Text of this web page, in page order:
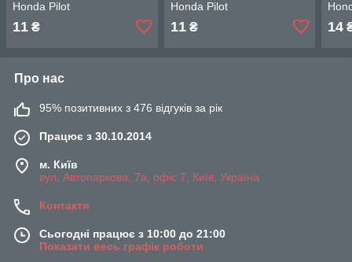
Honda Pilot
11 ₴
Honda Pilot
11₴ 14
Про нас
95% позитивних з 476 відгуків за рік
Працює з 30.10.2014
м. Київ
вул. Автопаркова, 7а, офіс 7, Київ, Україна
Контакти
Сьогодні працює з 10:00 до 21:00
Показати весь графік роботи